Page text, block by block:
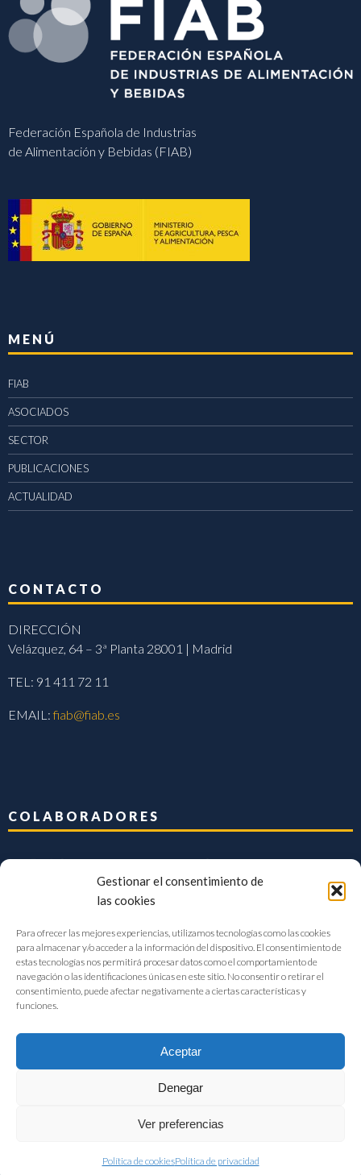
Gestionar el consentimiento de
las cookies
Para ofrecer las mejores experiencias, utilizamos tecnologías como las cookies
para almacenar y/o acceder a la información del dispositivo. El consentimiento de
estas tecnologías nos permitirá procesar datos como el comportamiento de
navegación o las identificaciones únicas en este sitio. No consentir o retirar el
consentimiento, puede afectar negativamente a ciertas características y
funciones.
Aceptar
Denegar
Ver preferencias
Política de cookiesPolítica de privacidad
Federación Española de Industrias
de Alimentación y Bebidas (FIAB)
MENÚ
FIAB
ASOCIADOS
SECTOR
PUBLICACIONES
ACTUALIDAD
CONTACTO
DIRECCIÓN
Velázquez, 64 – 3ª Planta 28001 | Madrid
TEL: 91 411 72 11
EMAIL:fiab@fiab.es
COLABORADORES
FIAB Federación Española de Industrias de la Alimentación y Bebidas